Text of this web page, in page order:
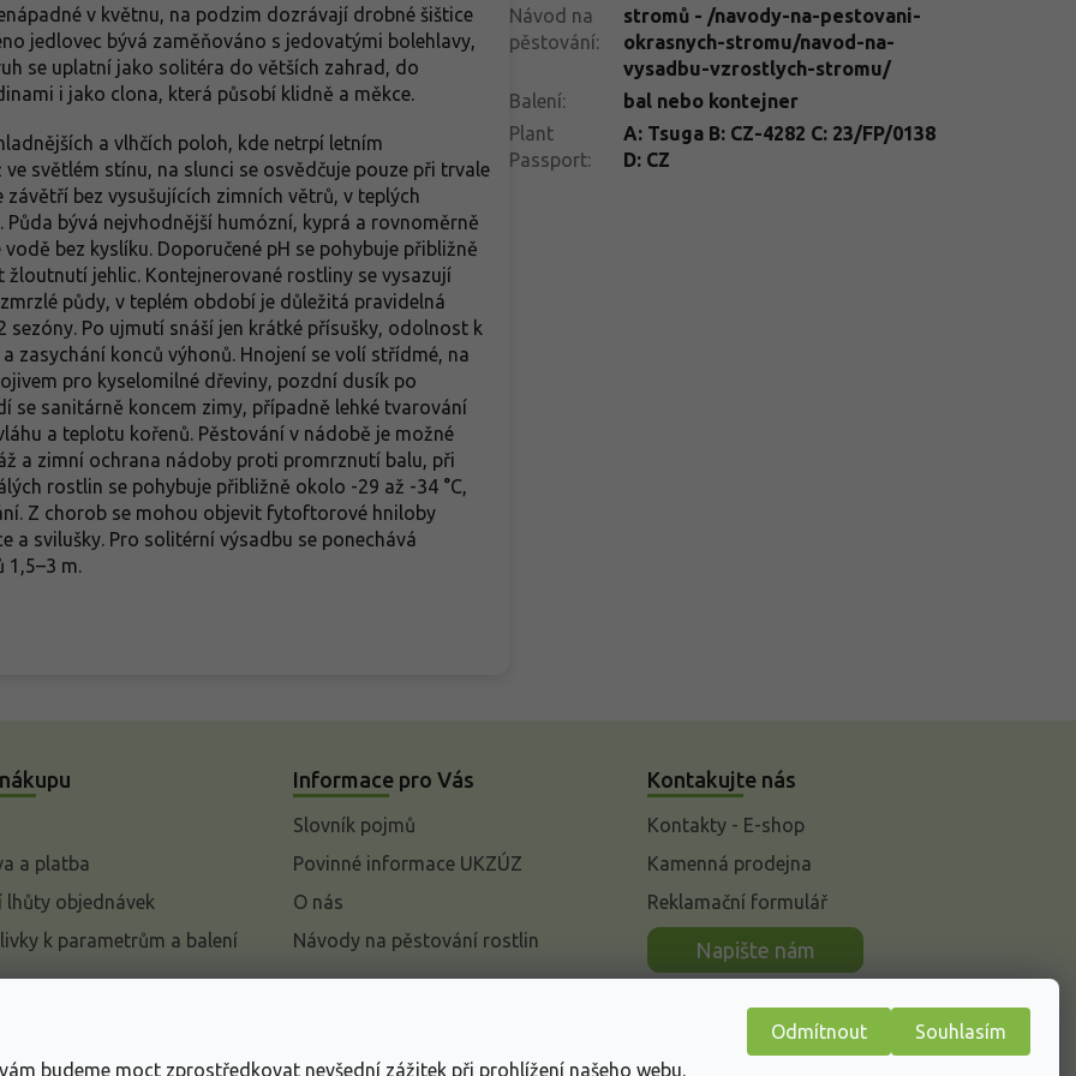
budeme moct zprostředkovat nevšední zážitek při prohlížení našeho webu.
Odmítnout Souhlasím
v květnu, na podzim dozrávají drobné šištice
jedlovec bývá zaměňováno s jedovatými bolehlavy,
se uplatní jako solitéra do větších zahrad, do
i jako clona, která působí klidně a měkce.
a vlhčích poloh, kde netrpí letním
světlém stínu, na slunci se osvědčuje pouze při trvale
bez vysušujících zimních větrů, v teplých
bývá nejvhodnější humózní, kyprá a rovnoměrně
bez kyslíku. Doporučené pH se pohybuje přibližně
žloutnutí jehlic. Kontejnerované rostliny se vysazují
půdy, v teplém období je důležitá pravidelná
Po ujmutí snáší jen krátké přísušky, odolnost k
zasychání konců výhonů. Hnojení se volí střídmé, na
pro kyselomilné dřeviny, pozdní dusík po
se sanitárně koncem zimy, případně lehké tvarování
a teplotu kořenů. Pěstování v nádobě je možné
a zimní ochrana nádoby proti promrznutí balu, při
rostlin se pohybuje přibližně okolo -29 až -34 °C,
Z chorob se mohou objevit fytoftorové hniloby
a svilušky. Pro solitérní výsadbu se ponechává
1,5–3 m.
Návod na
pěstování:
stromů - /navody-na-pestovani-
okrasnych-stromu/navod-na-
vysadbu-vzrostlych-stromu/
Balení:
bal nebo kontejner
Plant
Passport:
A: Tsuga B: CZ-4282 C: 23/FP/0138
D: CZ
a platba
lhůty objednávek
k parametrům a balení
Informace pro Vás
Slovník pojmů
Povinné informace UKZÚZ
O nás
Návody na pěstování rostlin
Kontakujte nás
Kontakty - E-shop
Kamenná prodejna
Reklamační formulář
Napište nám